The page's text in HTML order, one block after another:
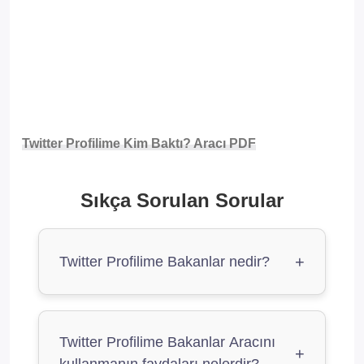
Twitter Profilime Kim Baktı? Aracı PDF
Sıkça Sorulan Sorular
Twitter Profilime Bakanlar nedir? +
görmenizi sağlar.
Twitter Profilime Bakanlar Aracını
+